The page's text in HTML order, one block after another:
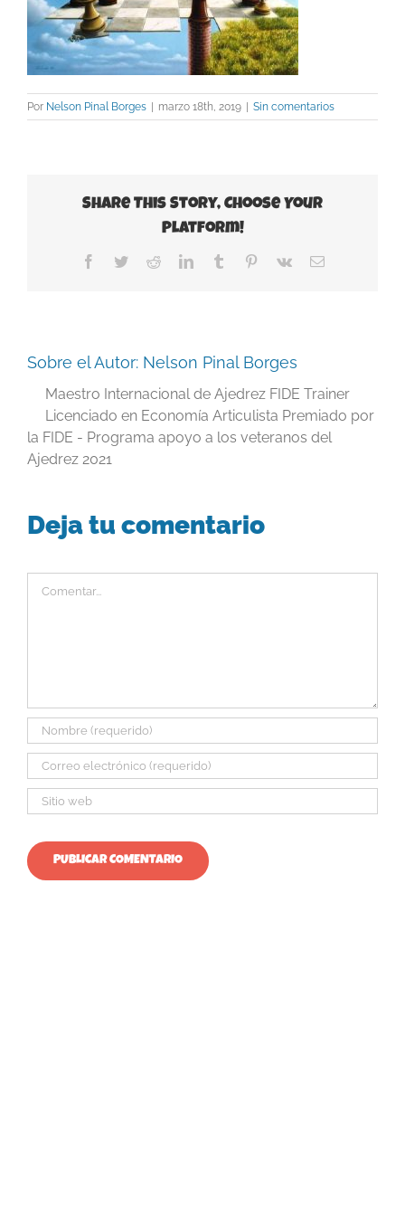
Por Nelson Pinal Borges | marzo 18th, 2019 | Sin comentarios
Share This Story, Choose Your
Platform!
Facebook
TwitterRedditLinkedInTumblr Pinterest
Vk
Correo
Sobre el Autor: Nelson Pinal Borges
Maestro Internacional de Ajedrez FIDE Trainer
Licenciado en Economía Articulista Premiado por
la FIDE - Programa apoyo a los veteranos del
Ajedrez 2021
Deja tu comentario